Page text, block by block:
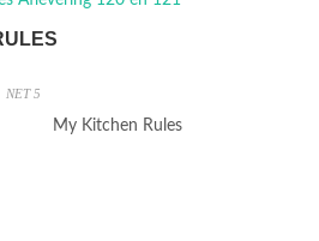
NET 5
My Kitchen Rules